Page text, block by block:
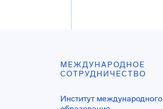
МЕЖДУНАРОДНОЕ
СОТРУДНИЧЕСТВО
Институт международного